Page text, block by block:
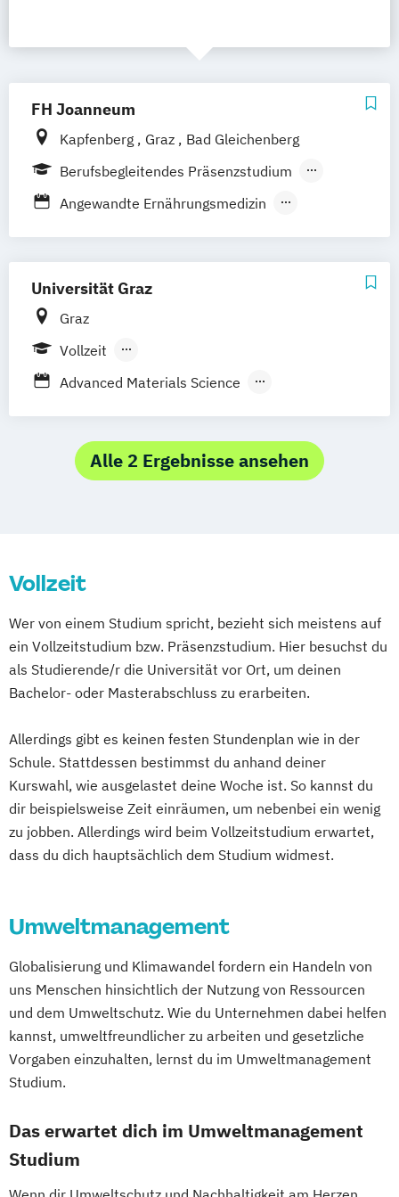
FH Joanneum
Kapfenberg Graz
Bad Gleichenberg
Berufsbegleitendes Präsenzstudium
Vollzeit
Duales Studium
Angewandte Ernährungsmedizin
Bankmanagement
Bauplanung und Bauwirtschaft
Biomedizinische Analytik
Communication Design
Digital Entrepreneurship
Diätologie
Electronics and Computer Engineering
Electronic Engineering
Mobilitäts- und Umweltmanagement
Energy Technologies
Engineering and Production Management
Ergotherapie
Exhibition Design
Fahrzeugtechnik / Automotive Engineering
General Management
Gesundheits- und Krankenpflege
Gesundheitsinformatik / eHealth
Health
Freizeitmanagement
Global Green and Social Business
Global Leadership and HR Management
Global Strategic Decision Making
Hebammen
Industrial Design
Universität Graz
Graz
Vollzeit
Berufsbegleitendes Präsenzstudium
Advanced Materials Science
Angewandte Physische Geographie und
Gebirgsforschung
Biochemie und Molekulare Biomedizin
Biologie und Umweltkunde (Lehramt)
Biotechnology
Bosnisch/Kroatisch/Serbisch (Lehramt)
Chemical and Pharmaceutical Engineering
Chemie Chemie (Lehramt)
Cultural Sociology
Darstellende Geometrie (Lehramt)
Deutsch (Lehramt)
Digitale Geisteswissenschaften
Dolmetschen
Economics
Englisch (Lehramt)
English and American Studies
Erdwissenschaften Ernährung
Gesundheit und Konsum (Lehramt)
Erwachsenen- und Weiterbildung
Französisch (Lehramt)
Geisteswissenschaftliches Doktorat an der
Alle 2 Ergebnisse ansehen
Vollzeit
Wer von einem Studium spricht, bezieht sich meistens auf
ein Vollzeitstudium bzw. Präsenzstudium. Hier besuchst du
als Studierende/r die Universität vor Ort, um deinen
Bachelor- oder Masterabschluss zu erarbeiten.
Allerdings gibt es keinen festen Stundenplan wie in der
Schule. Stattdessen bestimmst du anhand deiner
Kurswahl, wie ausgelastet deine Woche ist. So kannst du
dir beispielsweise Zeit einräumen, um nebenbei ein wenig
zu jobben. Allerdings wird beim Vollzeitstudium erwartet,
dass du dich hauptsächlich dem Studium widmest.
Umweltmanagement
Globalisierung und Klimawandel fordern ein Handeln von
uns Menschen hinsichtlich der Nutzung von Ressourcen
und dem Umweltschutz. Wie du Unternehmen dabei helfen
kannst, umweltfreundlicher zu arbeiten und gesetzliche
Vorgaben einzuhalten, lernst du im Umweltmanagement
Studium.
Das erwartet dich im Umweltmanagement
Studium